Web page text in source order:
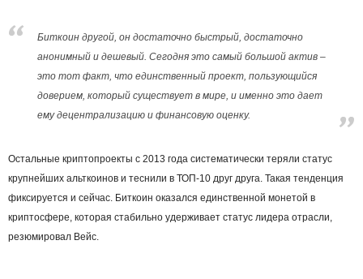
Биткоин другой, он достаточно быстрый, достаточно
анонимный и дешевый. Сегодня это самый большой актив –
это тот факт, что единственный проект, пользующийся
доверием, который существует в мире, и именно это дает
ему децентрализацию и финансовую оценку.
Остальные криптопроекты с 2013 года систематически теряли статус
крупнейших альткоинов и теснили в ТОП-10 друг друга. Такая тенденция
фиксируется и сейчас. Биткоин оказался единственной монетой в
криптосфере, которая стабильно удерживает статус лидера отрасли,
резюмировал Вейс.